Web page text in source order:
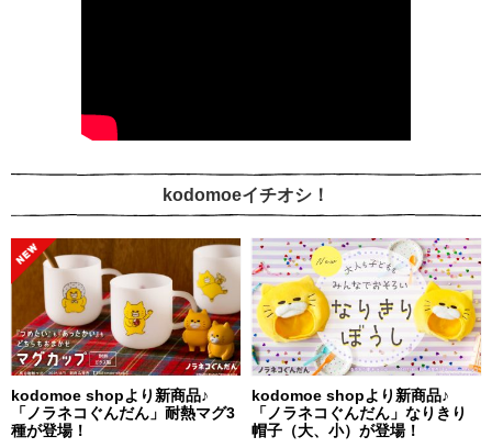
kodomoeイチオシ！
kodomoe shopより新商品♪
「ノラネコぐんだん」耐熱マグ3
種が登場！
kodomoe shopより新商品♪
「ノラネコぐんだん」なりきり
帽子（大、小）が登場！